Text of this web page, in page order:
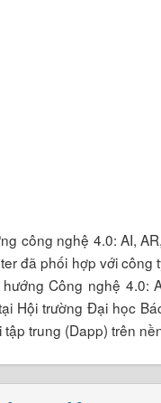
công nghệ 4.0: AI,
đã phối hợp với công
Công nghệ 4.0:
Hội trường Đại học
trung (Dapp) trên